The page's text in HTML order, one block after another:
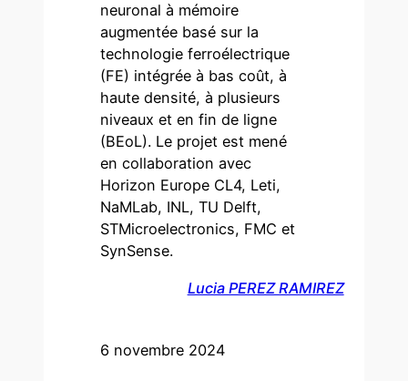
6 novembre 2024
neuronal à mémoire
augmentée basé sur la
technologie ferroélectrique
(FE) intégrée à bas coût, à
haute densité, à plusieurs
niveaux et en fin de ligne
(BEoL). Le projet est mené
en collaboration avec
Horizon Europe CL4, Leti,
NaMLab, INL, TU Delft,
STMicroelectronics, FMC et
SynSense.
Lucia PEREZ RAMIREZ